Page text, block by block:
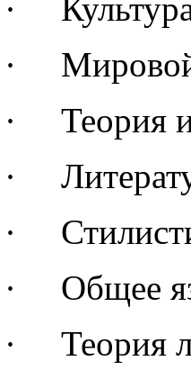
·
·
·
Теория
·
·
·
Общее
·
Теория